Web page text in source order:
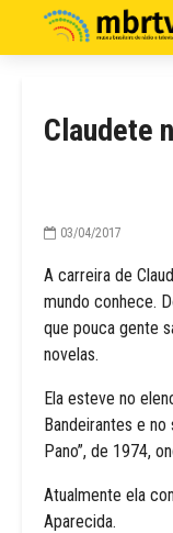
Claudete
03/04/2017
A carreira de
mundo conhece.
que pouca gente
novelas.
Ela esteve no
Bandeirantes e no
Pano”, de 1974,
Atualmente ela
Aparecida.